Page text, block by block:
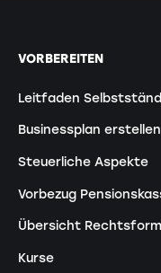
VORBEREITEN
Leitfaden
Businessplan erstellen
Steuerliche Aspekte
Vorbezug
Übersicht
Kurse